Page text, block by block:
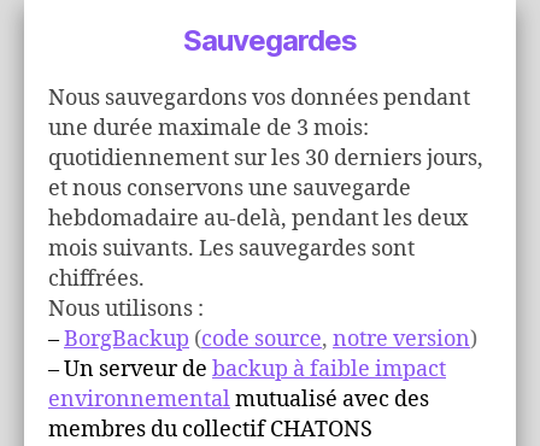
Sauvegardes
Nous sauvegardons vos données pendant
une durée maximale de 3 mois:
quotidiennement sur les 30 derniers jours,
et nous conservons une sauvegarde
hebdomadaire au-delà, pendant les deux
mois suivants. Les sauvegardes sont
chiffrées.
Nous utilisons :
–BorgBackup (code source, notre version)
– Un serveur de backup à faible impact
environnementalmutualisé avec des
membres du collectif CHATONS